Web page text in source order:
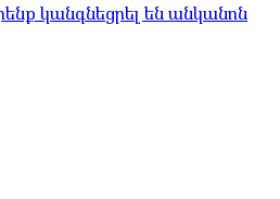
կանգնեցրել են անկանոն